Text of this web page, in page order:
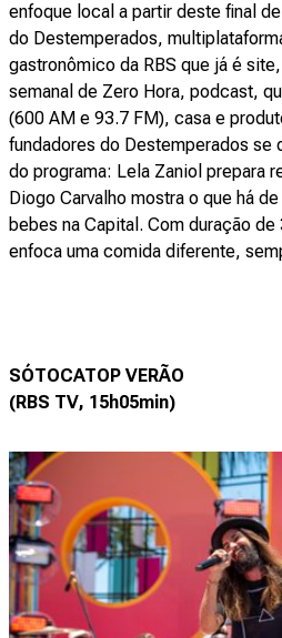
enfoque local a partir deste final
do Destemperados,
gastronômico da RBS que já é
semanal de Zero Hora, podcast,
(600 AM e 93.7 FM), casa e
fundadores do Destemperados se
do programa: Lela Zaniol prepara
Diogo Carvalho mostra o que há
bebes na Capital. Com duração
enfoca uma comida diferente,
SÓTOCATOP VERÃO
(RBS TV, 15h05min)